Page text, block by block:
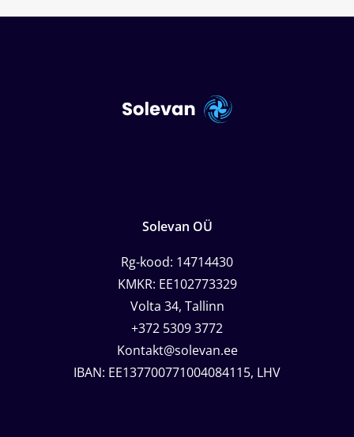
Solevan OÜ
Rg-kood: 14714430
KMKR: EE102773329
Volta 34, Tallinn
+372 5309 3772
Kontakt@solevan.ee
IBAN: EE137700771004084115, LHV